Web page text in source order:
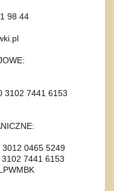
98 44
3102 7441 6153
3012 0465 5249
7441 6153